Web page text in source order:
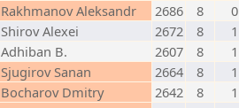
Rakhmanov Aleksandr 2686 8
Shirov Alexei 2672 8
Adhiban B. 2607 8
Sjugirov Sanan 2664 8
Bocharov Dmitry 2642 8